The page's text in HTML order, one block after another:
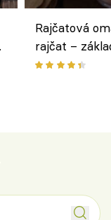
Rajčatová
rajčat –